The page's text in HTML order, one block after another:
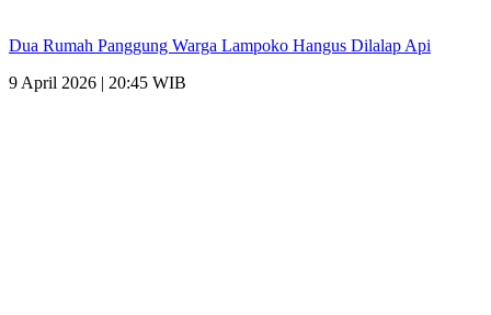
Dua Rumah Panggung Warga Lampoko Hangus Dilalap Api
9 April 2026 | 20:45 WIB